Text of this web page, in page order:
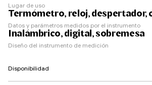
Lugar de uso
Termómetro, reloj, despertador,
Datos y parámetros medidos por el instrumento
Inalámbrico, digital, sobremesa
Diseño del instrumento de medición
Disponibilidad